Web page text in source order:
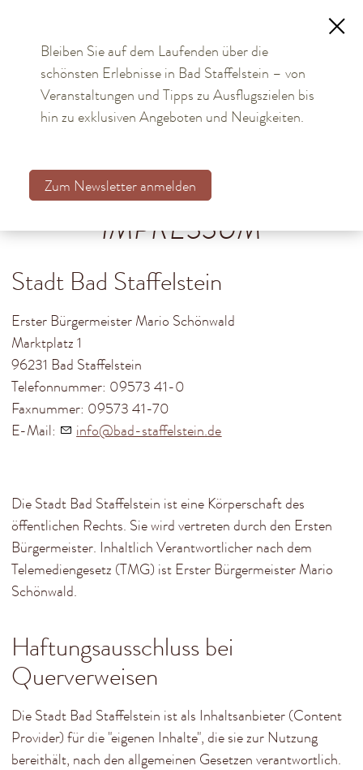
TOURISMUS
Aktuelles
Bürgerservice online
Rathaus
Einrichtungen
Service & Infos
Kontakt & Rechtliches
Kontakt
IMPRESSUM
Stadt Bad Staffelstein
Erster Bürgermeister Mario Schönwald
Marktplatz 1
96231 Bad Staffelstein
Telefonnummer: 09573 41-0
Faxnummer: 09573 41-70
E-Mail:
nf b d-st ff lst n d
Die Stadt Bad Staffelstein ist eine Körperschaft des
öffentlichen Rechts. Sie wird vertreten durch den Ersten
Bürgermeister. Inhaltlich Verantwortlicher nach dem
Telemediengesetz (TMG) ist Erster Bürgermeister Mario
Schönwald.
Haftungsausschluss bei
Querverweisen
Die Stadt Bad Staffelstein ist als Inhaltsanbieter (Content
Provider) für die "eigenen Inhalte", die sie zur Nutzung
bereithält, nach den allgemeinen Gesetzen verantwortlich.
Bleiben Sie auf dem Laufenden über die
schönsten Erlebnisse in Bad Staffelstein – von
Veranstaltungen und Tipps zu Ausflugszielen bis
hin zu exklusiven Angeboten und Neuigkeiten.
Zum Newsletter anmelden